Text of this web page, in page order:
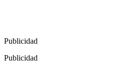
Publicidad
Publicidad